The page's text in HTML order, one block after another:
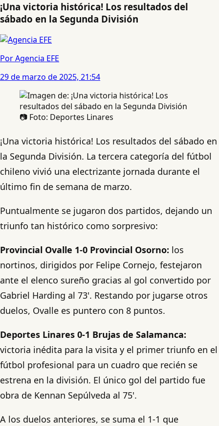
¡Una victoria histórica! Los resultados del
sábado en la Segunda División
Por Agencia EFE
29 de marzo de 2025, 21:54
📷 Foto: Deportes Linares
¡Una victoria histórica! Los resultados del sábado en
la Segunda División. La tercera categoría del fútbol
chileno vivió una electrizante jornada durante el
último fin de semana de marzo.
Puntualmente se jugaron dos partidos, dejando un
triunfo tan histórico como sorpresivo:
Provincial Ovalle 1-0 Provincial Osorno: los
nortinos, dirigidos por Felipe Cornejo, festejaron
ante el elenco sureño gracias al gol convertido por
Gabriel Harding al 73'. Restando por jugarse otros
duelos, Ovalle es puntero con 8 puntos.
Deportes Linares 0-1 Brujas de Salamanca:
victoria inédita para la visita y el primer triunfo en el
fútbol profesional para un cuadro que recién se
estrena en la división. El único gol del partido fue
obra de Kennan Sepúlveda al 75'.
A los duelos anteriores, se suma el 1-1 que